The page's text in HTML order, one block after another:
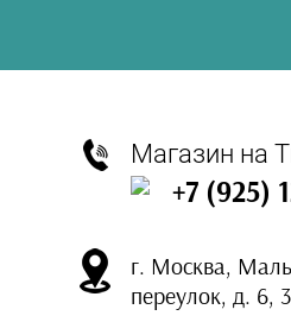
Магазин на
+7 (925)
г. Москва,
переулок, д. 6,